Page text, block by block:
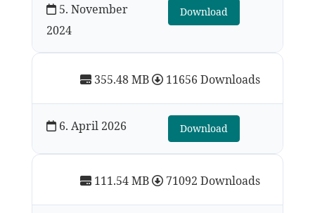
111.54 MB 71092 Downloads
355.48 MB 11656 Downloads
6. April 2026 Download
5. November
2024
Download